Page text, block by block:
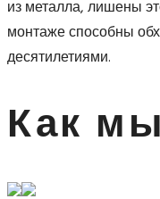
из металла, лишены
монтаже способны
десятилетиями.
Как